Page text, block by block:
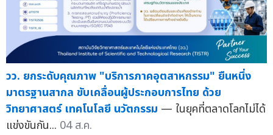
วว. ยกระดับคุณภาพ "บริการภาคอุตสาหกรรม" ยืนหนึ่ง
มาตรฐานสากล ขับเคลื่อนผู้ประกอบการไทย ด้วย
วิทยาศาสตร์ เทคโนโลยี นวัตกรรม — ในยุคที่ตลาดโลกไม่ได้
แข่งขันกัน... 04 ส.ค.